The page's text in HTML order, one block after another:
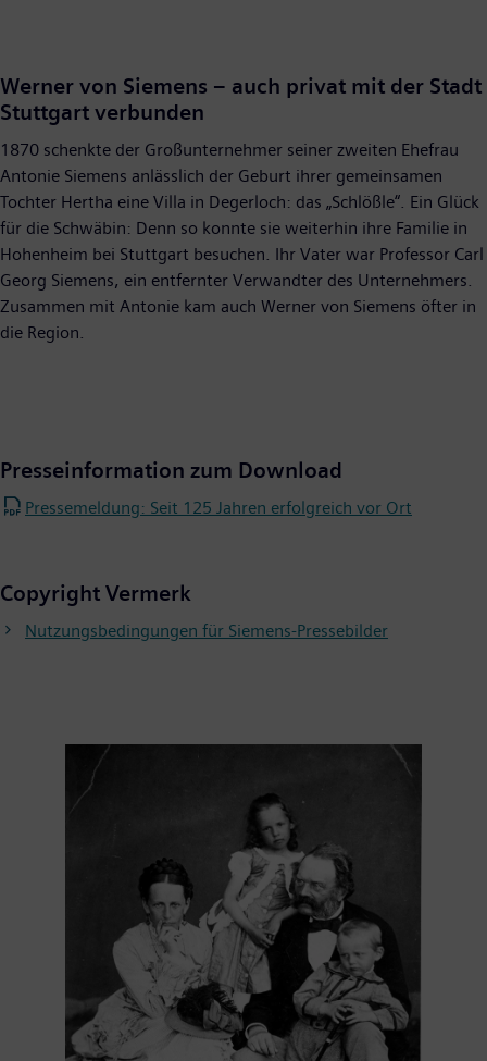
Werner von Siemens – auch privat mit der Stadt
Stuttgart verbunden
1870 schenkte der Großunternehmer seiner zweiten Ehefrau
Antonie Siemens anlässlich der Geburt ihrer gemeinsamen
Tochter Hertha eine Villa in Degerloch: das „Schlößle“. Ein Glück
für die Schwäbin: Denn so konnte sie weiterhin ihre Familie in
Hohenheim bei Stuttgart besuchen. Ihr Vater war Professor Carl
Georg Siemens, ein entfernter Verwandter des Unternehmers.
Zusammen mit Antonie kam auch Werner von Siemens öfter in
die Region.
Presseinformation zum Download
Pressemeldung: Seit 125 Jahren erfolgreich vor Ort
Copyright Vermerk
Nutzungsbedingungen für Siemens-Pressebilder